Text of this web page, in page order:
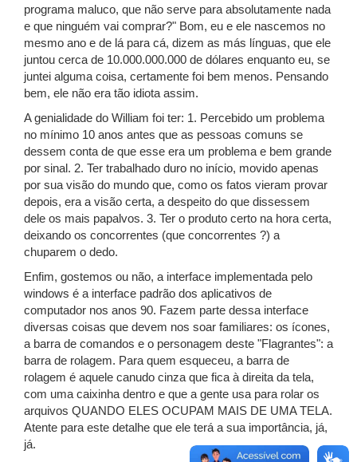
programa maluco, que não serve para absolutamente nada
e que ninguém vai comprar?" Bom, eu e ele nascemos no
mesmo ano e de lá para cá, dizem as más línguas, que ele
juntou cerca de 10.000.000.000 de dólares enquanto eu, se
juntei alguma coisa, certamente foi bem menos. Pensando
bem, ele não era tão idiota assim.
A genialidade do William foi ter: 1. Percebido um problema
no mínimo 10 anos antes que as pessoas comuns se
dessem conta de que esse era um problema e bem grande
por sinal. 2. Ter trabalhado duro no início, movido apenas
por sua visão do mundo que, como os fatos vieram provar
depois, era a visão certa, a despeito do que dissessem
dele os mais papalvos. 3. Ter o produto certo na hora certa,
deixando os concorrentes (que concorrentes ?) a
chuparem o dedo.
Enfim, gostemos ou não, a interface implementada pelo
windows é a interface padrão dos aplicativos de
computador nos anos 90. Fazem parte dessa interface
diversas coisas que devem nos soar familiares: os ícones,
a barra de comandos e o personagem deste "Flagrantes": a
barra de rolagem. Para quem esqueceu, a barra de
rolagem é aquele canudo cinza que fica à direita da tela,
com uma caixinha dentro e que a gente usa para rolar os
arquivos QUANDO ELES OCUPAM MAIS DE UMA TELA.
Atente para este detalhe que ele terá a sua importância, já,
já.